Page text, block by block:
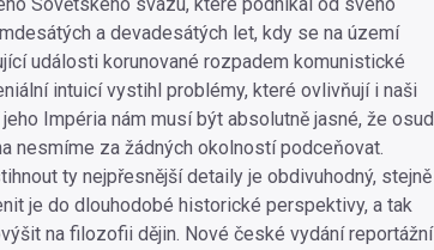
a devadesátých let, kdy se na území
události korunované rozpadem komunistické
intuicí vystihl problémy, které ovlivňují i naši
Impéria nám musí být absolutně jasné, že osud
nesmíme za žádných okolností podceňovat.
ty nejpřesnější detaily je obdivuhodný, stejně
je do dlouhodobé historické perspektivy, a tak
na filozofii dějin. Nové české vydání reportážní